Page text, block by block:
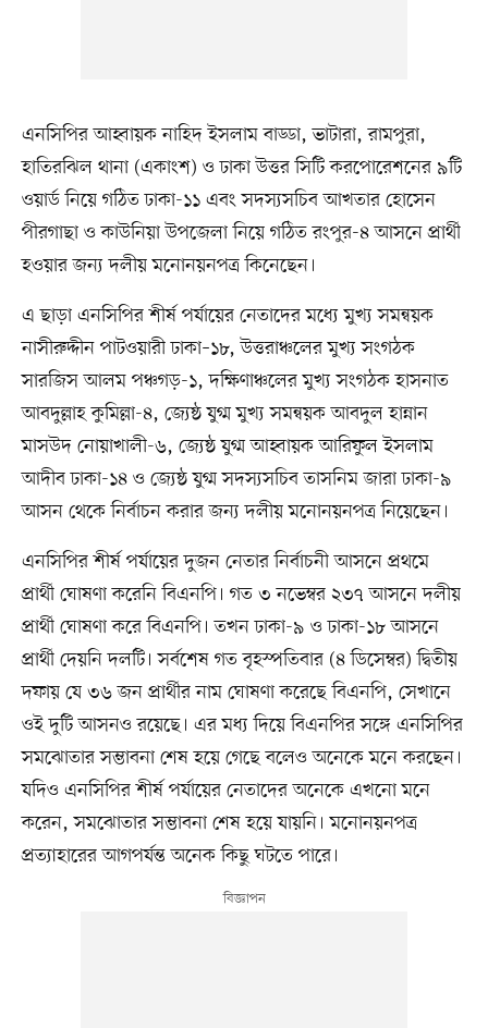
এনসিপির আহ্বায়ক নাহিদ ইসলাম বাড্ডা, ভাটারা, রামপুরা,
হাতিরঝিল থানা (একাংশ) ও ঢাকা উত্তর সিটি করপোরেশনের ৯টি
ওয়ার্ড নিয়ে গঠিত ঢাকা-১১ এবং সদস্যসচিব আখতার হোসেন
পীরগাছা ও কাউনিয়া উপজেলা নিয়ে গঠিত রংপুর-৪ আসনে প্রার্থী
হওয়ার জন্য দলীয় মনোনয়নপত্র কিনেছেন।
এ ছাড়া এনসিপির শীর্ষ পর্যায়ের নেতাদের মধ্যে মুখ্য সমন্বয়ক
নাসীরুদ্দীন পাটওয়ারী ঢাকা–১৮, উত্তরাঞ্চলের মুখ্য সংগঠক
সারজিস আলম পঞ্চগড়-১, দক্ষিণাঞ্চলের মুখ্য সংগঠক হাসনাত
আবদুল্লাহ কুমিল্লা-৪, জ্যেষ্ঠ যুগ্ম মুখ্য সমন্বয়ক আবদুল হান্নান
মাসউদ নোয়াখালী-৬, জ্যেষ্ঠ যুগ্ম আহ্বায়ক আরিফুল ইসলাম
আদীব ঢাকা-১৪ ও জ্যেষ্ঠ যুগ্ম সদস্যসচিব তাসনিম জারা ঢাকা-৯
আসন থেকে নির্বাচন করার জন্য দলীয় মনোনয়নপত্র নিয়েছেন।
এনসিপির শীর্ষ পর্যায়ের দুজন নেতার নির্বাচনী আসনে প্রথমে
প্রার্থী ঘোষণা করেনি বিএনপি। গত ৩ নভেম্বর ২৩৭ আসনে দলীয়
প্রার্থী ঘোষণা করে বিএনপি। তখন ঢাকা-৯ ও ঢাকা-১৮ আসনে
প্রার্থী দেয়নি দলটি। সর্বশেষ গত বৃহস্পতিবার (৪ ডিসেম্বর) দ্বিতীয়
দফায় যে ৩৬ জন প্রার্থীর নাম ঘোষণা করেছে বিএনপি, সেখানে
ওই দুটি আসনও রয়েছে। এর মধ্য দিয়ে বিএনপির সঙ্গে এনসিপির
সমঝোতার সম্ভাবনা শেষ হয়ে গেছে বলেও অনেকে মনে করছেন।
যদিও এনসিপির শীর্ষ পর্যায়ের নেতাদের অনেকে এখনো মনে
করেন, সমঝোতার সম্ভাবনা শেষ হয়ে যায়নি। মনোনয়নপত্র
প্রত্যাহারের আগপর্যন্ত অনেক কিছু ঘটতে পারে।